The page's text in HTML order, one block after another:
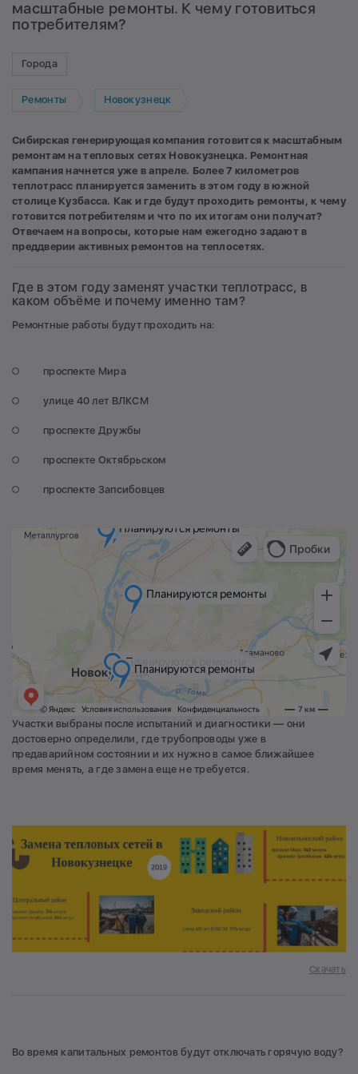
масштабные ремонты. К чему готовиться
потребителям?
Города
Ремонты Новокузнецк
Сибирская генерирующая компания готовится к масштабным
ремонтам на тепловых сетях Новокузнецка. Ремонтная
кампания начнется уже в апреле. Более 7 километров
теплотрасс планируется заменить в этом году в южной
столице Кузбасса. Как и где будут проходить ремонты, к чему
готовится потребителям и что по их итогам они получат?
Отвечаем на вопросы, которые нам ежегодно задают в
преддверии активных ремонтов на теплосетях.
Где в этом году заменят участки теплотрасс, в
каком объёме и почему именно там?
Ремонтные работы будут проходить на:
проспекте Мира
улице 40 лет ВЛКСМ
проспекте Дружбы
проспекте Октябрьском
проспекте Запсибовцев
Участки выбраны после испытаний и диагностики — они
достоверно определили, где трубопроводы уже в
предаварийном состоянии и их нужно в самое ближайшее
время менять, а где замена еще не требуется.
Скачать
Во время капитальных ремонтов будут отключать горячую воду?